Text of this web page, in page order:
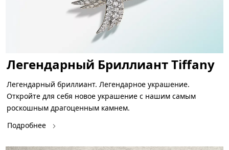
Легендарный Бриллиант Tiffany
Легендарный бриллиант. Легендарное украшение.
Откройте для себя новое украшение с нашим самым
роскошным драгоценным камнем.
Подробнее